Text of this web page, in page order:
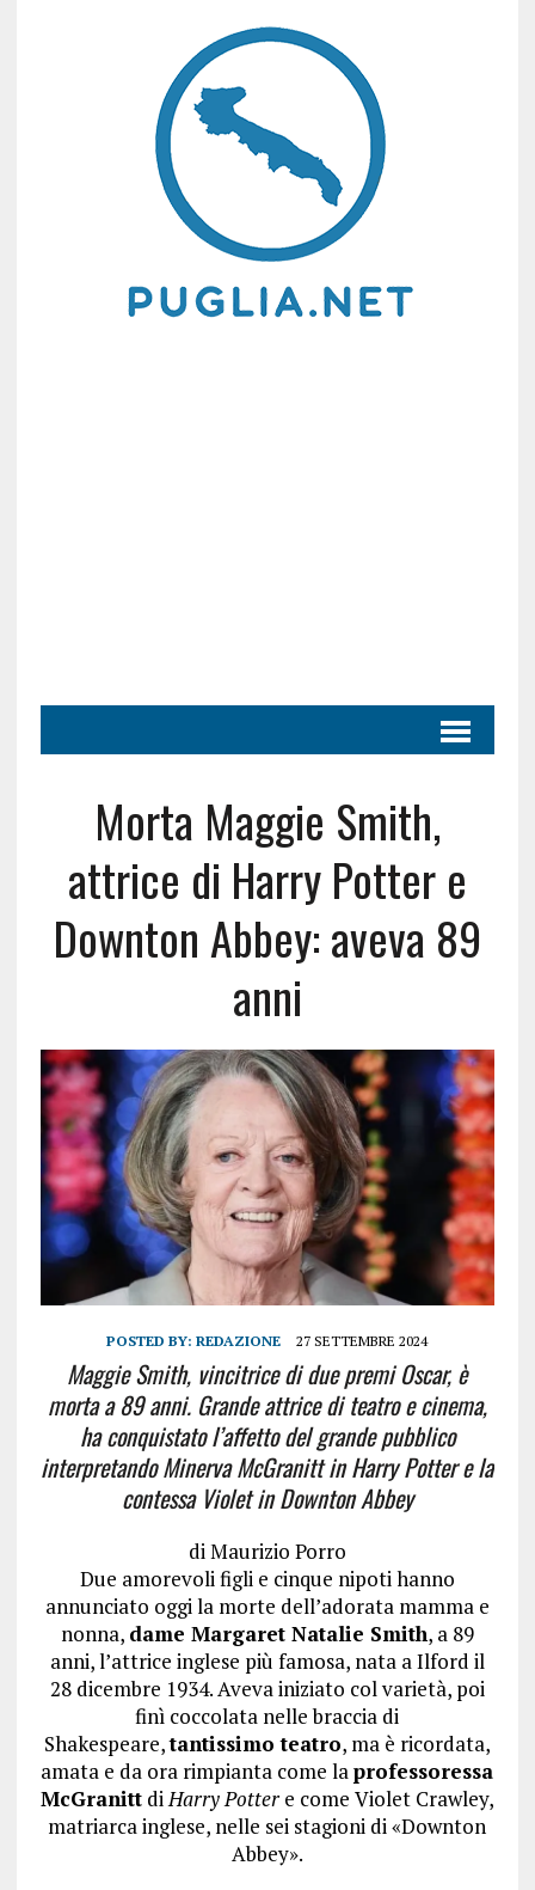
Morta Maggie Smith,
attrice di Harry Potter e
Downton Abbey: aveva 89
anni
POSTED BY:REDAZIONE 27 SETTEMBRE 2024
Maggie Smith, vincitrice di due premi Oscar, è
morta a 89 anni. Grande attrice di teatro e cinema,
ha conquistato l’affetto del grande pubblico
interpretando Minerva McGranitt in Harry Potter e la
contessa Violet in Downton Abbey
diMaurizio Porro
Due amorevoli figli e cinque nipoti hanno
annunciato oggi la morte dell’adorata mamma e
nonna, dame Margaret Natalie Smith, a 89
anni, l’attrice inglese più famosa, nata a Ilford il
28 dicembre 1934. Aveva iniziato col varietà, poi
finì coccolata nelle braccia di
Shakespeare,tantissimo teatro, ma è ricordata,
amata e da ora rimpianta come laprofessoressa
McGranittdiHarry Pottere come Violet Crawley,
matriarca inglese, nelle sei stagioni di «Downton
Abbey».